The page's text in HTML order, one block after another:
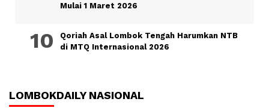
Mulai 1 Maret 2026
Qoriah Asal Lombok Tengah Harumkan NTB
di MTQ Internasional 2026
LOMBOKDAILY NASIONAL